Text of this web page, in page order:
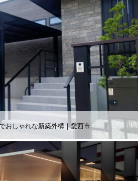
おしゃれな新築外構｜愛西市